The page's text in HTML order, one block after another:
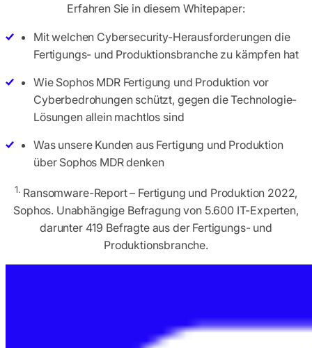
Erfahren Sie in diesem Whitepaper:
Mit welchen Cybersecurity-Herausforderungen die
Fertigungs- und Produktionsbranche zu kämpfen hat
Wie Sophos MDR Fertigung und Produktion vor
Cyberbedrohungen schützt, gegen die Technologie-
Lösungen allein machtlos sind
Was unsere Kunden aus Fertigung und Produktion
über Sophos MDR denken
1. Ransomware-Report – Fertigung und Produktion 2022,
Sophos. Unabhängige Befragung von 5.600 IT-Experten,
darunter 419 Befragte aus der Fertigungs- und
Produktionsbranche.